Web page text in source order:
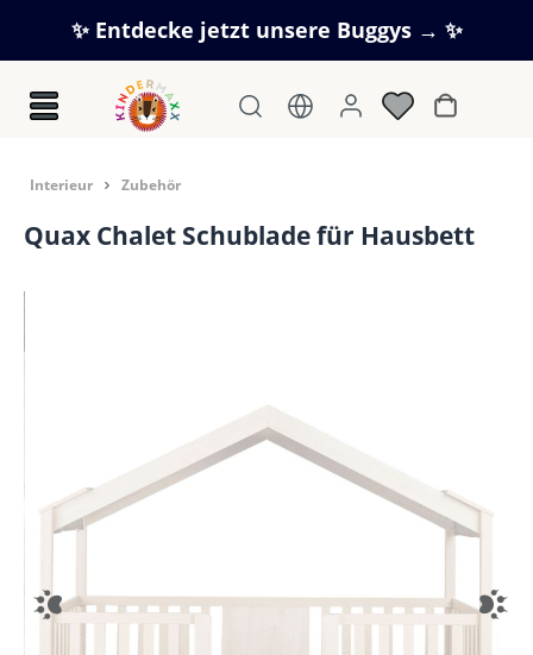
Zum Hauptinhalt springen
✨ Entdecke jetzt unsere Buggys → ✨
In­te­ri­eur Zubehör
Quax Chalet Schublade für Hausbett